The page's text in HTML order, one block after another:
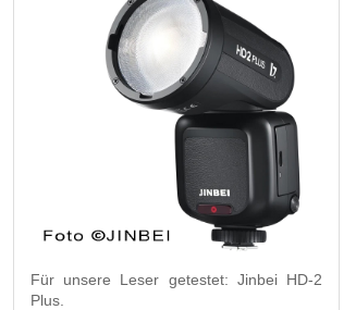
Für unsere Leser getestet: Jinbei HD-2
Plus.